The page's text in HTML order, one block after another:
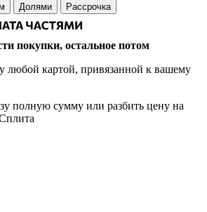
Долями Рассрочка
покупки, остальное потом
любой картой, привязанной к вашему
полную сумму или разбить цену на